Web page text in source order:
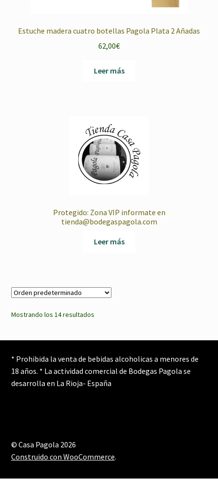
Estuche madera cuatro botellas Pagola Plata 2 Añadas
62,00€
Leer más
Protegido: Zona VIP informate en
tienda@bodegaspagola.com
Leer más
Mostrando los 14 resultados
* Prohibida la venta de bebidas alcoholicas a menores de
18 años. * La actividad comercial de Bodegas Pagola se
desarrolla en La Rioja- España
© Casa Pagola 2026
Construido con WooCommerce.